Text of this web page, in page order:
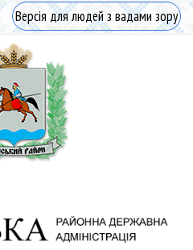
Версія для людей з вадами зору